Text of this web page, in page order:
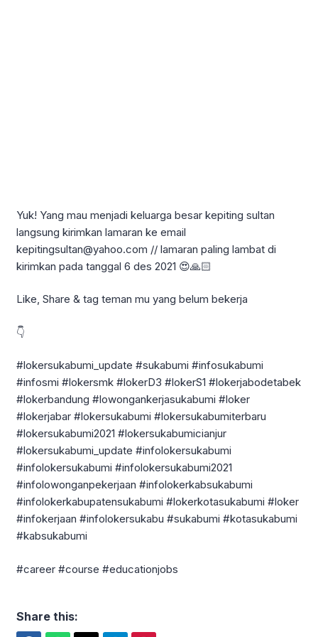
Yuk! Yang mau menjadi keluarga besar kepiting sultan
langsung kirimkan lamaran ke email
kepitingsultan@yahoo.com // lamaran paling lambat di
kirimkan pada tanggal 6 des 2021 😍🙏🏻
Like, Share & tag teman mu yang belum bekerja
👇
#lokersukabumi_update #sukabumi #infosukabumi
#infosmi #lokersmk #lokerD3 #lokerS1 #lokerjabodetabek
#lokerbandung #lowongankerjasukabumi #loker
#lokerjabar #lokersukabumi #lokersukabumiterbaru
#lokersukabumi2021 #lokersukabumicianjur
#lokersukabumi_update #infolokersukabumi
#infolokersukabumi #infolokersukabumi2021
#infolowonganpekerjaan #infolokerkabsukabumi
#infolokerkabupatensukabumi #lokerkotasukabumi #loker
#infokerjaan #infolokersukabu #sukabumi #kotasukabumi
#kabsukabumi
#career #course #educationjobs
Share this: